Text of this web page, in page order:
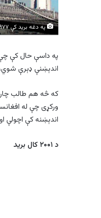
په دغه برید کې ۲۹۷۷ کسان وژل شوي وو.
په داسې حال کې چې
اندېښنې ډېرې شوي، نن د سپټمبر په ۱۱مه د امریکا په ستر
که څه هم طالب
ورکړی چې له
اندېښنه کې اچولې او د ۱۱ سپټمبر د پېښې په څېر د يوې بلې خونړۍ پېښې
د ۲۰۰۱ کال برید